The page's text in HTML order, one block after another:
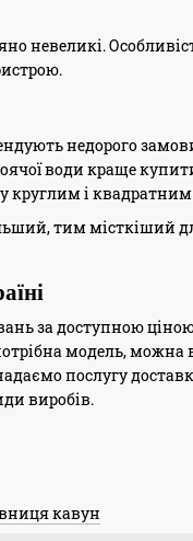
невеликі.
недорого
води краще
круглим і
тим місткіший
за доступною ціною
модель,
послугу
виробів.
кавун